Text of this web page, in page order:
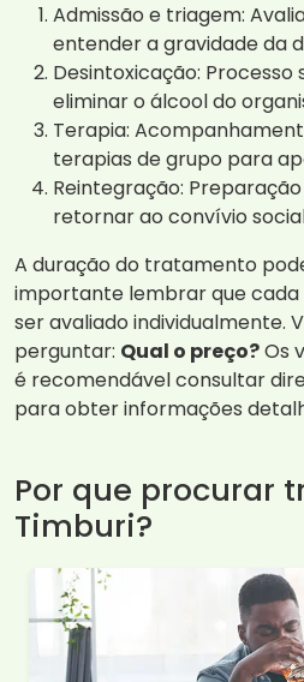
Admissão e triagem:
entender a gravidade da
Desintoxicação:
eliminar o álcool do
Terapia:
terapias de grupo para
Reintegração:
retornar ao convívio
A duração do tratamento
importante lembrar que cada
ser avaliado individualmente.
perguntar: Qual o preço?Os
é recomendável consultar
para obter informações
Por que procurar
Timburi?